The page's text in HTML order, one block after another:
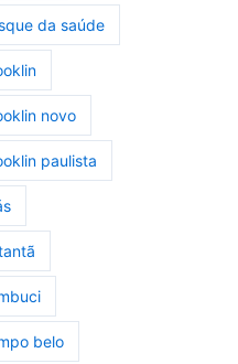
da saúde
novo
paulista
belo